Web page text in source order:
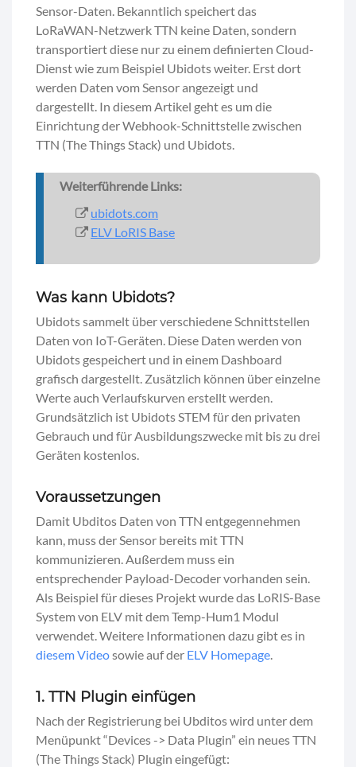
Sensor-Daten. Bekanntlich speichert das
LoRaWAN-Netzwerk TTN keine Daten, sondern
transportiert diese nur zu einem definierten Cloud-
Dienst wie zum Beispiel Ubidots weiter. Erst dort
werden Daten vom Sensor angezeigt und
dargestellt. In diesem Artikel geht es um die
Einrichtung der Webhook-Schnittstelle zwischen
TTN (The Things Stack) und Ubidots.
Weiterführende Links:
ubidots.com
ELV LoRIS Base
Was kann Ubidots?
Ubidots sammelt über verschiedene Schnittstellen
Daten von IoT-Geräten. Diese Daten werden von
Ubidots gespeichert und in einem Dashboard
grafisch dargestellt. Zusätzlich können über einzelne
Werte auch Verlaufskurven erstellt werden.
Grundsätzlich ist Ubidots STEM für den privaten
Gebrauch und für Ausbildungszwecke mit bis zu drei
Geräten kostenlos.
Voraussetzungen
Damit Ubditos Daten von TTN entgegennehmen
kann, muss der Sensor bereits mit TTN
kommunizieren. Außerdem muss ein
entsprechender Payload-Decoder vorhanden sein.
Als Beispiel für dieses Projekt wurde das LoRIS-Base
System von ELV mit dem Temp-Hum1 Modul
verwendet. Weitere Informationen dazu gibt es in
diesem Videosowie auf der ELV Homepage
1. TTN Plugin einfügen
Nach der Registrierung bei Ubditos wird unter dem
Menüpunkt “Devices -> Data Plugin” ein neues TTN
(The Things Stack) Plugin eingefügt: